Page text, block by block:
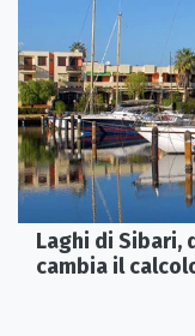
Laghi di Sibari,
cambia il